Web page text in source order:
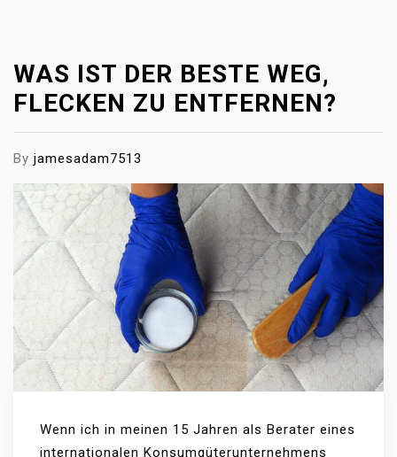
WAS IST DER BESTE WEG,
FLECKEN ZU ENTFERNEN?
By jamesadam7513
Wenn ich in meinen 15 Jahren als Berater eines
internationalen Konsumgüterunternehmens